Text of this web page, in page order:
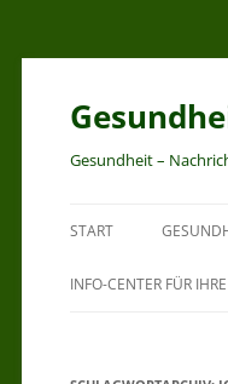
Zum
Gesundheit –
START
INFO-CENTER FÜR